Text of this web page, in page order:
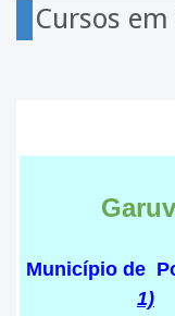
Cursos
Município de
1)